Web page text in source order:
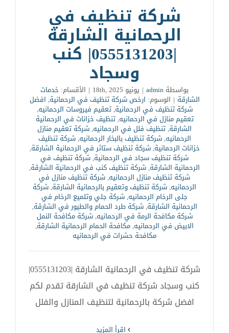
شركة تنظيف في
الرحمانية الشارقة
|0555131203| كنب
وسجاد
بواسطة admin
| يونيو 18th, 2025 | الأقسام: خدمات
الشارقة | الوسوم: ارخص شركة تنظيف في الرحمانية, افضل
شركة تنظيف في الرحمانية,تعقيم فيروسات الرحمانيه,
تعقيم منازل في الرحمانيه,تنظيف خزانات في الرحمانية
الشارقة,تنظيف فلل في الرحمانيه,شركة تعقيم منازل
الرحمانيه,شركة تنظيف بالبخار الرحمانيه,شركة تنظيف
خزانات الرحمانية,شركة تنظيف ستائر في الرحمانية الشارقة,
شركة تنظيف سجاد في الرحمانية,شركة تنظيف في
الرحمانية الشارقة,شركة تنظيف كنب في الرحمانية الشارقة,
شركة تنظيف منازل الرحمانيه,شركة تنظيف منازل في
الرحمانيه,شركة تنظيف وتعقيم بالرحمانية الشارقة,شركة
جلى الرخام الرحمانيه,شركة جلي وتلميع الرخام في
الرحمانية الشارقة,شركة طرد الحمام والطيور في الشارقة,
شركة مكافحة الرمة في الرحمانيه,شركة مكافحة النمل
الابيض في الرحمانيه,مكافحة الحمام الرحمانية الشارقة,
مكافحة حشرات في الرحمانيه
شركة تنظيف في الرحمانية الشارقة |0555131203|
كنب وسجاد شركة تنظيف في الشارقة تقدم لكم
افضل شركة بالرحمانية لتنظيف المنازل والفلل